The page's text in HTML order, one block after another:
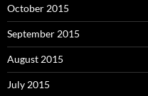
October 2015
September 2015
August 2015
July 2015